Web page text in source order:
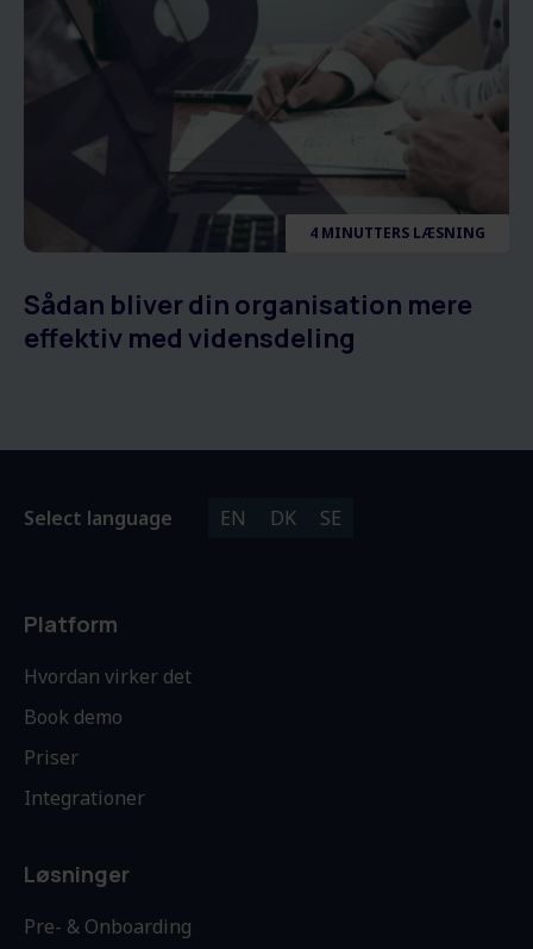
4 MINUTTERS LÆSNING
Sådan bliver din organisation mere
effektiv med vidensdeling
Select language EN DK SE
Platform
Hvordan virker det
Book demo
Priser
Integrationer
Løsninger
Pre- & Onboarding